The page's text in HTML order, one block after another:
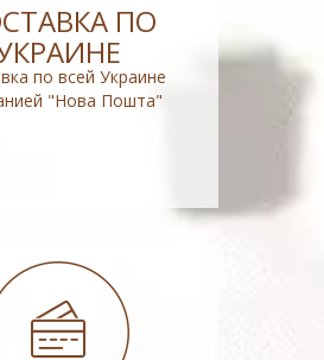
ПО
по всей Украине
"Нова Пошта"